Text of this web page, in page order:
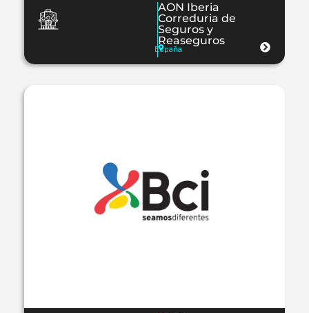
AON Iberia
Correduria de
Seguros y
Reaseguros
España